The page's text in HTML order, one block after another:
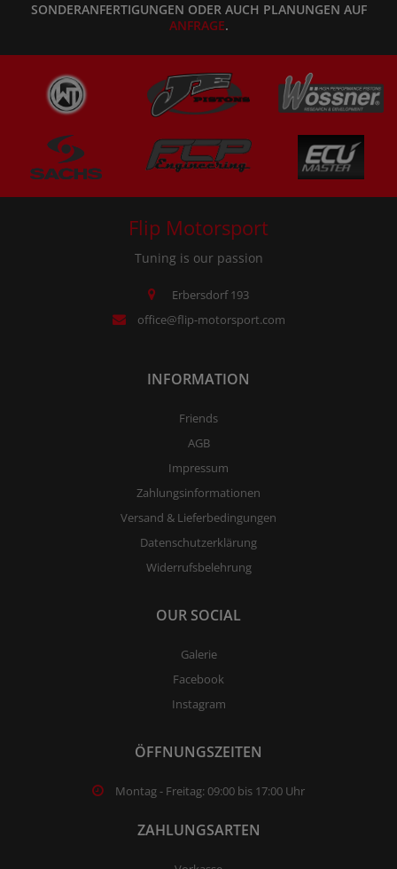
SONDERANFERTIGUNGEN ODER AUCH PLANUNGEN AUF
ANFRAGE.
Flip Motorsport
Tuning is our passion
Erbersdorf 193
office@flip-motorsport.com
INFORMATION
Friends
AGB
Impressum
Zahlungsinformationen
Versand & Lieferbedingungen
Datenschutzerklärung
Widerrufsbelehrung
OUR SOCIAL
Galerie
Facebook
Instagram
ÖFFNUNGSZEITEN
Montag - Freitag: 09:00 bis 17:00 Uhr
ZAHLUNGSARTEN